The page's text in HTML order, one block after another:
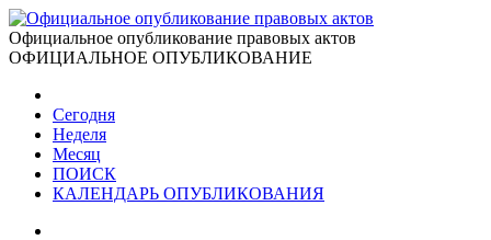
Официальное опубликование правовых актов
ОФИЦИАЛЬНОЕ ОПУБЛИКОВАНИЕ
Сегодня
Неделя
Месяц
ПОИСК
КАЛЕНДАРЬ ОПУБЛИКОВАНИЯ